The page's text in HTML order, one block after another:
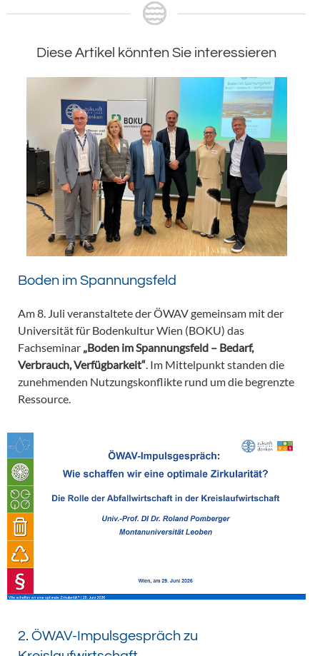
Diese Artikel könnten Sie interessieren
Boden im Spannungsfeld
Am 8. Juli veranstaltete der ÖWAV gemeinsam mit der
Universität für Bodenkultur Wien (BOKU) das
Fachseminar „Boden im Spannungsfeld – Bedarf,
Verbrauch, Verfügbarkeit“ . Im Mittelpunkt standen die
zunehmenden Nutzungskonflikte rund um die begrenzte
Ressource.
2. ÖWAV-Impulsgespräch zu